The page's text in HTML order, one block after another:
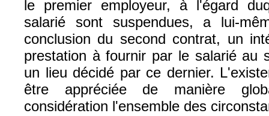
le premier employeur, à l'égard
salarié sont suspendues, a lui-
conclusion du second contrat, un
prestation à fournir par le salarié au
un lieu décidé par ce dernier.
être appréciée de manière
considération l'ensemble des